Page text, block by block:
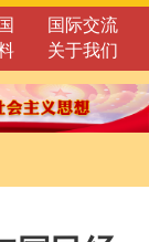
国际交流
关于我们